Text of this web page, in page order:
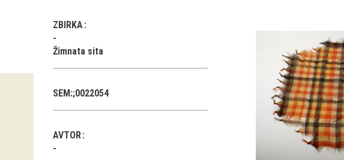
ZBIRKA
Žimnata sita
SEM:;0022054
AVTOR